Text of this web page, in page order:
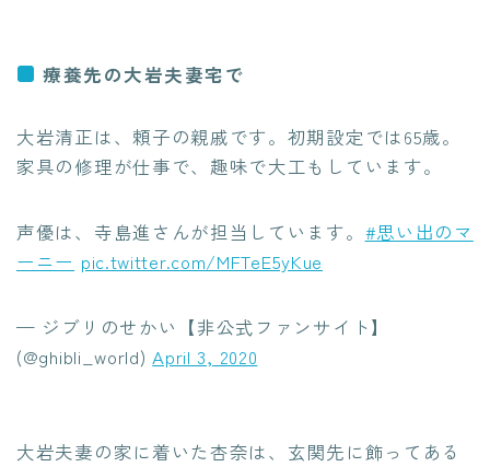
療養先の大岩夫妻宅で
大岩清正は、頼子の親戚です。初期設定では65歳。
家具の修理が仕事で、趣味で大工もしています。
声優は、寺島進さんが担当しています。 #思い出のマ
ーニー pic.twitter.com/MFTeE5yKue
— ジブリのせかい【非公式ファンサイト】
(@ghibli_world)April 3, 2020
大岩夫妻の家に着いた杏奈は、玄関先に飾ってある